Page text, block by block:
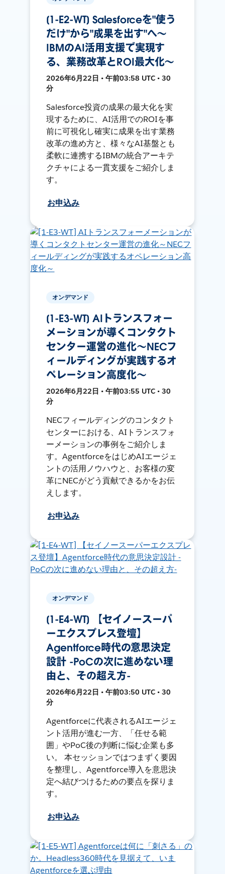
[1-E2-WT] Salesforceを"使う
だけ"から"成果を出す"へ～
IBMのAI活用支援で実現す
る、業務改革とROI最大化～
2026年6月22日 • 午前03:58 UTC • 30
分
Salesforce投資の成果の最大化を実
現するために、AI活用でのROIを事
前に可視化し確実に成果を出す業務
改革の進め方と、様々なAI基盤とも
柔軟に連携するIBMの統合アーキテ
クチャによる一貫支援をご紹介しま
す。
お申込み
オンデマンド
[1-E3-WT] AIトランスフォー
メーションが導くコンタクト
センター運営の進化～NECフ
ィールディングが実践するオ
ペレーション高度化～
2026年6月22日 • 午前03:55 UTC • 30
分
NECフィールディングのコンタクト
センターにおける、AIトランスフォ
ーメーションの事例をご紹介しま
す。AgentforceをはじめAIエージェ
ントの活用ノウハウと、お客様の変
革にNECがどう貢献できるかをお伝
えします。
お申込み
オンデマンド
[1-E4-WT] 【セイノースーパ
ーエクスプレス登壇】
Agentforce時代の意思決定
設計 -PoCの次に進めない理
由と、その超え方-
2026年6月22日 • 午前03:50 UTC • 30
分
Agentforceに代表されるAIエージェ
ント活用が進む一方、「任せる範
囲」やPoC後の判断に悩む企業も多
い。 本セッションではつまずく要因
を整理し、Agentforce導入を意思決
定へ結びつけるための要点を探りま
す。
お申込み